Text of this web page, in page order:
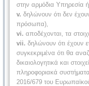
στην αρμόδια Υπηρεσία
v. δηλώνουν ότι δεν
πρόσωπα),
vi. αποδέχονται, τα
vii. δηλώνουν ότι έχουν
συγκεκριμένα ότι θα
δικαιολογητικά και
πληροφοριακά
2016/679 του